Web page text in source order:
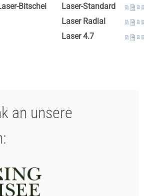
Bitschei
Laser-Standard
Laser Radial
Laser 4.7
an unsere